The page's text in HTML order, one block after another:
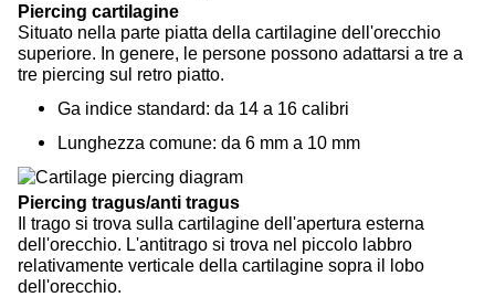
Piercing cartilagine
Situato nella parte piatta della cartilagine dell'orecchio
superiore. In genere, le persone possono adattarsi a tre a
tre piercing sul retro piatto.
Ga indice standard: da 14 a 16 calibri
Lunghezza comune: da 6 mm a 10 mm
Piercing tragus/anti tragus
Il trago si trova sulla cartilagine dell'apertura esterna
dell'orecchio. L'antitrago si trova nel piccolo labbro
relativamente verticale della cartilagine sopra il lobo
dell'orecchio.